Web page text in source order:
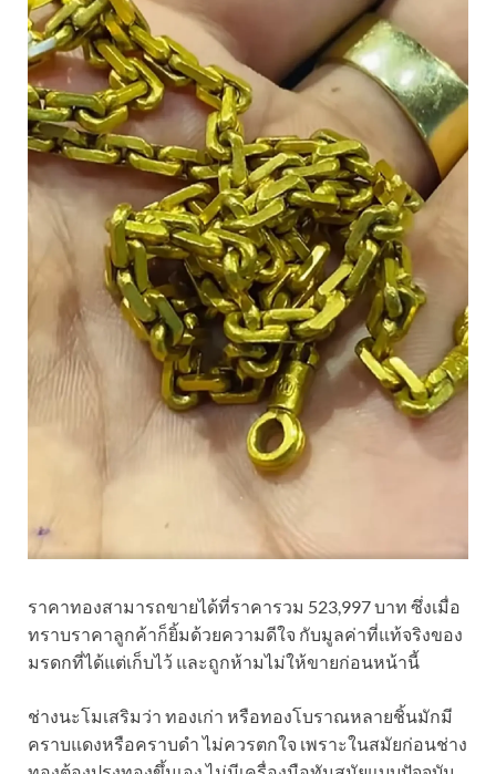
ราคาทองสามารถขายได้ที่ราคารวม 523,997 บาท ซึ่งเมื่อ
ทราบราคาลูกค้าก็ยิ้มด้วยความดีใจ กับมูลค่าที่แท้จริงของ
มรดกที่ได้แต่เก็บไว้ และถูกห้ามไม่ให้ขายก่อนหน้านี้
ช่างนะโมเสริมว่า ทองเก่า หรือทองโบราณหลายชิ้นมักมี
คราบแดงหรือคราบดำ ไม่ควรตกใจ เพราะในสมัยก่อนช่าง